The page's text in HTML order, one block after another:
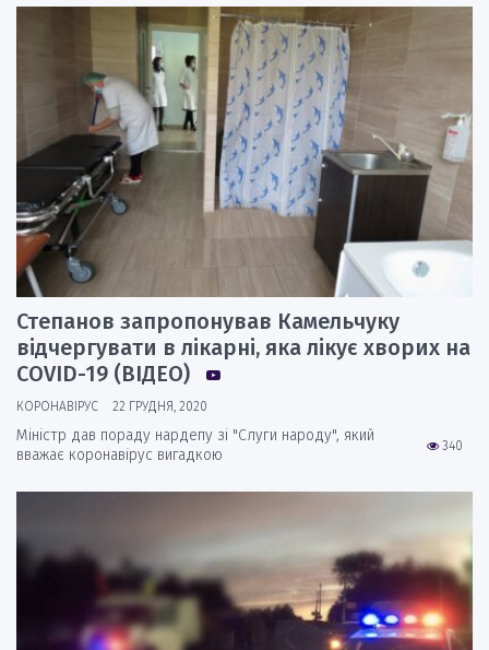
Степанов запропонував Камельчуку
відчергувати в лікарні, яка лікує хворих на
COVID-19 (ВІДЕО)
КОРОНАВІРУС 22 ГРУДНЯ, 2020
340
Міністр дав пораду нардепу зі "Слуги народу", який
вважає коронавірус вигадкою